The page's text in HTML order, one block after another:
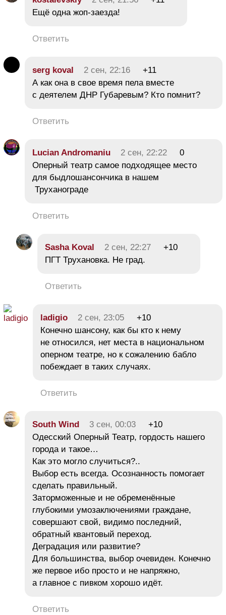
Ещё одна жоп-заезда!
Ответить
serg koval 2 сен, 22:16
+11
А как она в свое время пела вместе
с деятелем ДНР Губаревым? Кто помнит?
Ответить
Lucian Andromaniu 2 сен, 22:22
0
Оперный театр самое подходящее место
для быдлошансончика в нашем
Труханограде
Ответить
Sasha Koval 2 сен, 22:27
+10
ПГТ Трухановка. Не град.
Ответить
ladigio 2 сен, 23:05
+10
Конечно шансону, как бы кто к нему
не относился, нет места в национальном
оперном театре, но к сожалению бабло
побеждает в таких случаях.
Ответить
South Wind 3 сен, 00:03
+10
Одесский Оперный Театр, гордость нашего
города и такое…
Как это могло случиться?..
Выбор есть всегда. Осознанность помогает
сделать правильный.
Заторможенные и не обременённые
глубокими умозаключениями граждане,
совершают свой, видимо последний,
обратный квантовый переход.
Деградация или развитие?
Для большинства, выбор очевиден. Конечно
же первое ибо просто и не напряжно,
а главное с пивком хорошо идёт.
Ответить